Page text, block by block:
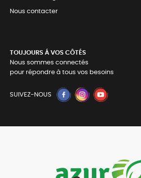
Nous contacter
TOUJOURS Á VOS CÔTÉS
Nous sommes connectés
pour répondre à tous vos besoins
SUIVEZ-NOUS